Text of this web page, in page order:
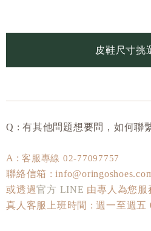
皮鞋尺寸挑
Q : 有其他問題想要問，如何聯
A : 客服專線 02-77097757
聯絡信箱 :
或透過官方 LINE 由專人為您服
真人客服上班時間 : 週一至週五